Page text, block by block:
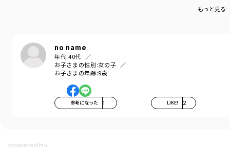
もっと見る
no name
年代:40代
お子さまの性別:女の子
お子さまの年齢:9歳
参考になった 1 LIKE! 2